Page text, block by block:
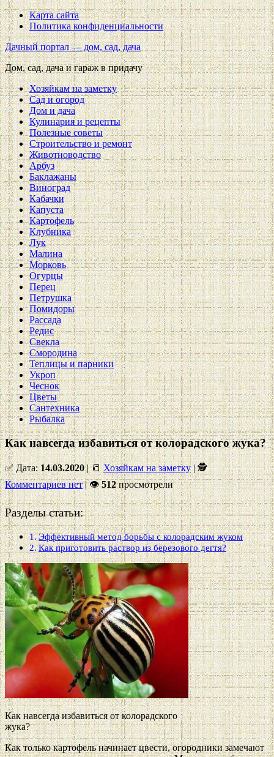
Карта сайта
Политика конфиденциальности
Дачный портал — дом, сад, дача
Дом, сад, дача и гараж в придачу
Хозяйкам на заметку
Сад и огород
Дом и дача
Кулинария и рецепты
Полезные советы
Строительство и ремонт
Животноводство
Арбуз
Баклажаны
Виноград
Кабачки
Капуста
Картофель
Клубника
Лук
Малина
Морковь
Огурцы
Перец
Петрушка
Помидоры
Рассада
Редис
Свекла
Смородина
Теплицы и парники
Укроп
Чеснок
Цветы
Сантехника
Рыбалка
Как навсегда избавиться от колорадского жука?
✅ Дата:14.03.2020| 📒Хозяйкам на заметку| 🕵
Комментариев нет|👁512просмотрели
Разделы статьи:
Эффективный метод борьбы с колорадским жуком
Как приготовить раствор из березового дегтя?
Как навсегда избавиться от колорадского
жука?
Как только картофель начинает цвести, огородники замечают